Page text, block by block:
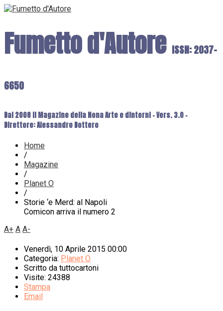
Fumetto d'Autore ISSN: 2037-
6650
Dal 2008 il Magazine della Nona Arte e dintorni - Vers. 3.0 -
Direttore: Alessandro Bottero
Home
/
Magazine
/
Planet O
/
Storie ‘e Merd: al Napoli
Comicon arriva il numero 2
A+ A A-
Venerdì, 10 Aprile 2015 00:00
Categoria: Planet O
Scritto da tuttocartoni
Visite: 24388
Stampa
Email